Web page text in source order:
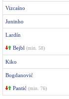
Vizcaíno
Juninho
Lardín
Bejbl (min. 58)
Kiko
Bogdanović
Pantić (min. 76)